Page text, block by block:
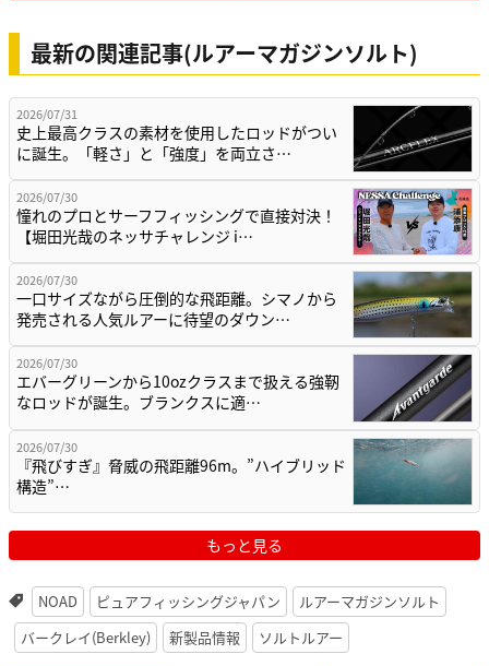
最新の関連記事(ルアーマガジンソルト)
2026/07/31
史上最高クラスの素材を使用したロッドがつい
に誕生。「軽さ」と「強度」を両立さ…
2026/07/30
憧れのプロとサーフフィッシングで直接対決！
【堀田光哉のネッサチャレンジ i…
2026/07/30
一口サイズながら圧倒的な飛距離。シマノから
発売される人気ルアーに待望のダウン…
2026/07/30
エバーグリーンから10ozクラスまで扱える強靭
なロッドが誕生。ブランクスに適…
2026/07/30
『飛びすぎ』脅威の飛距離96m。”ハイブリッド
構造”…
もっと見る
NOAD ピュアフィッシングジャパン
ルアーマガジンソルト
バークレイ(Berkley)
新製品情報 ソルトルアー